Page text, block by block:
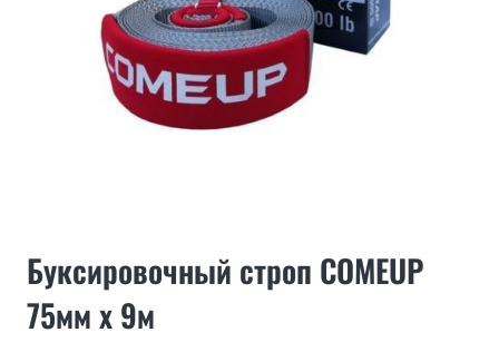
Буксировочный строп COMEUP
75мм х 9м